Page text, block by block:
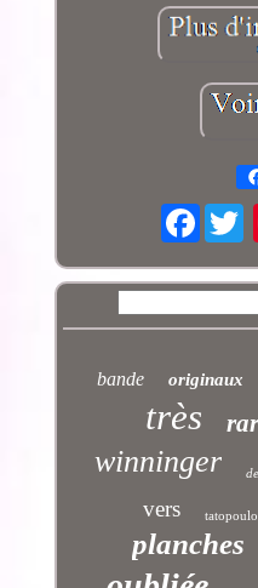
bande originaux
très
winninger
vers
planches